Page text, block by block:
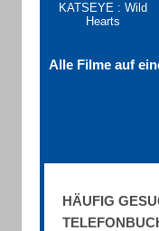
KATSEYE : Wild
Hearts
Alle Filme auf
HÄUFIG